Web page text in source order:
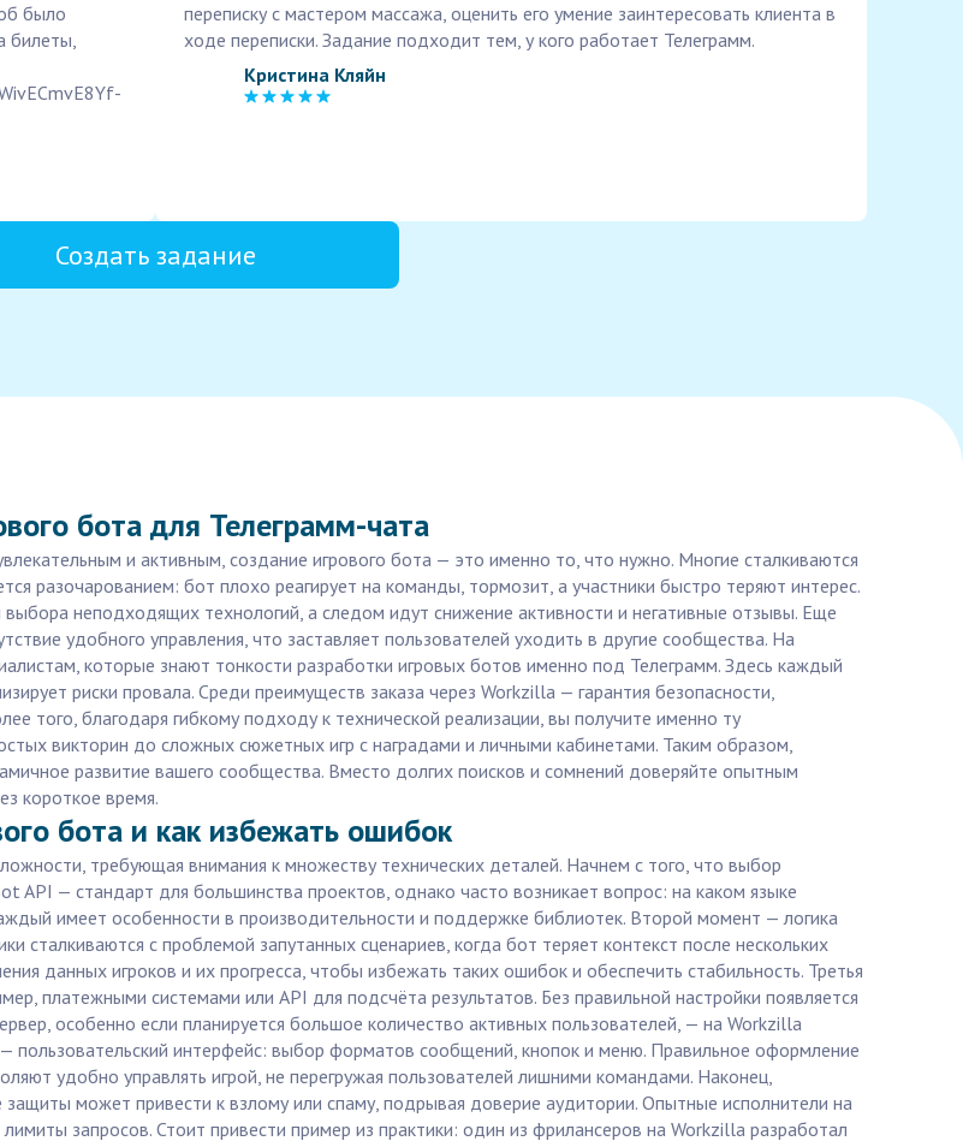
было
билеты,
переписку с мастером массажа, оценить его умение заинтересовать клиента в
ходе переписки. Задание подходит тем, у кого работает Телеграмм.
Кристина Кляйн
Создать задание
бота для Телеграмм-чата
и активным, создание игрового бота — это именно то, что нужно. Многие сталкиваются
разочарованием: бот плохо реагирует на команды, тормозит, а участники быстро теряют интерес.
неподходящих технологий, а следом идут снижение активности и негативные отзывы. Еще
удобного управления, что заставляет пользователей уходить в другие сообщества. На
которые знают тонкости разработки игровых ботов именно под Телеграмм. Здесь каждый
риски провала. Среди преимуществ заказа через Workzilla — гарантия безопасности,
того, благодаря гибкому подходу к технической реализации, вы получите именно ту
викторин до сложных сюжетных игр с наградами и личными кабинетами. Таким образом,
развитие вашего сообщества. Вместо долгих поисков и сомнений доверяйте опытным
короткое время.
бота и как избежать ошибок
требующая внимания к множеству технических деталей. Начнем с того, что выбор
— стандарт для большинства проектов, однако часто возникает вопрос: на каком языке
имеет особенности в производительности и поддержке библиотек. Второй момент — логика
сталкиваются с проблемой запутанных сценариев, когда бот теряет контекст после нескольких
данных игроков и их прогресса, чтобы избежать таких ошибок и обеспечить стабильность. Третья
платежными системами или API для подсчёта результатов. Без правильной настройки появляется
особенно если планируется большое количество активных пользователей, — на Workzilla
пользовательский интерфейс: выбор форматов сообщений, кнопок и меню. Правильное оформление
удобно управлять игрой, не перегружая пользователей лишними командами. Наконец,
может привести к взлому или спаму, подрывая доверие аудитории. Опытные исполнители на
запросов. Стоит привести пример из практики: один из фрилансеров на Workzilla разработал